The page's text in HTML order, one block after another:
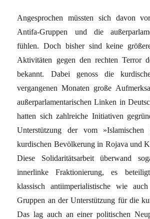
Angesprochen müssten sich davon
Antifa-Gruppen und die
fühlen. Doch bisher sind keine
Aktivitäten gegen den rechten Terror
bekannt. Dabei genoss die
vergangenen Monaten große
außerparlamentarischen Linken in
hatten sich zahlreiche Initiativen
Unterstützung der vom »Islamischen
kurdischen Bevölkerung in Rojava und
Diese Solidaritätsarbeit überwand
innerlinke Fraktionierung, es
klassisch antiimperialistische wie auch
Gruppen an der Unterstützung für die
Das lag auch an einer politischen